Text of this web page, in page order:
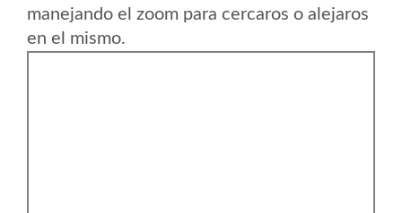
manejando el zoom para cercaros o alejaros
en el mismo.